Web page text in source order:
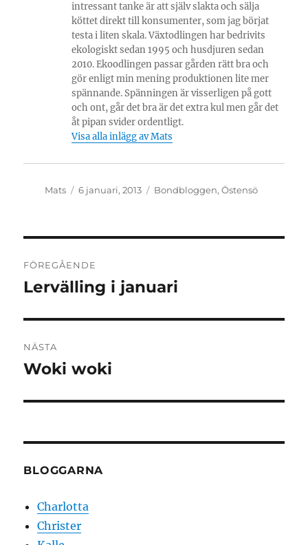
intressant tanke är att själv slakta och sälja
köttet direkt till konsumenter, som jag börjat
testa i liten skala. Växtodlingen har bedrivits
ekologiskt sedan 1995 och husdjuren sedan
2010. Ekoodlingen passar gården rätt bra och
gör enligt min mening produktionen lite mer
spännande. Spänningen är visserligen på gott
och ont, går det bra är det extra kul men går det
åt pipan svider ordentligt.
Visa alla inlägg av Mats
Författare
Mats
Publicerat
6 januari, 2013 Kategorier
Bondbloggen,Östensö
FÖREGÅENDE
Föregående
Lervälling i januari
NÄSTA
Nästa
Woki woki
BLOGGARNA
Charlotta
Christer